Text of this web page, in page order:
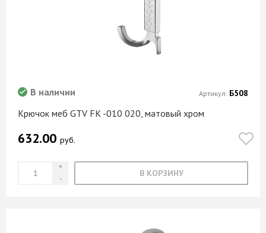
Крючок меб GTV FK -010 020, матовый хром
В наличии
632.00 руб.
В КОРЗИНУ
Артикул: Б508